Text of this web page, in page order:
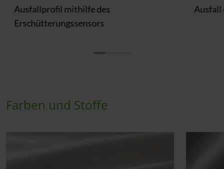
Ausfallprofil mithilfe des
Erschütterungssensors
Ausfall
Farben und Stoffe